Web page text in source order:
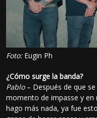
Foto:Eugin Ph
¿Cómo surge la banda?
Pablo– Después de que
momento de impasse y en
hago más nada, ya fue